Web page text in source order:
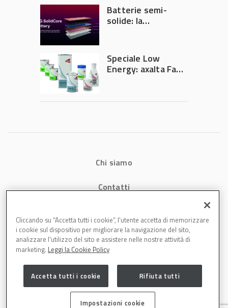
Batterie semi-
solide: la
accelerare la
rivoluzione
dell’auto elettrica
Speciale Low
Energy: axalta Fast
riduce consumi
produttività in
Chi siamo
Contatti
Cookies
Cliccando su “Accetta tutti i cookie”, l'utente accetta di memorizzare
i cookie sul dispositivo per migliorare la navigazione del sito,
analizzare l'utilizzo del sito e assistere nelle nostre attività di
marketing. Leggi la Cookie Policy
Accetta tutti i cookie Rifiuta tutti
Impostazioni cookie